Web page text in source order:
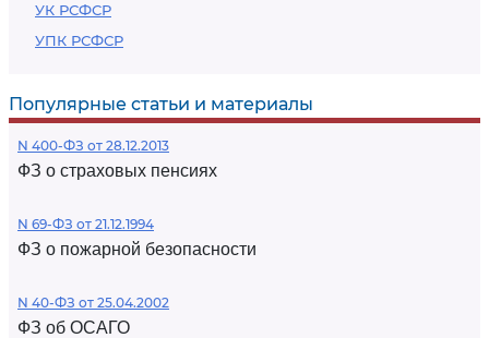
УК РСФСР
УПК РСФСР
Популярные статьи и материалы
N 400-ФЗ от 28.12.2013
ФЗ о страховых пенсиях
N 69-ФЗ от 21.12.1994
ФЗ о пожарной безопасности
N 40-ФЗ от 25.04.2002
ФЗ об ОСАГО